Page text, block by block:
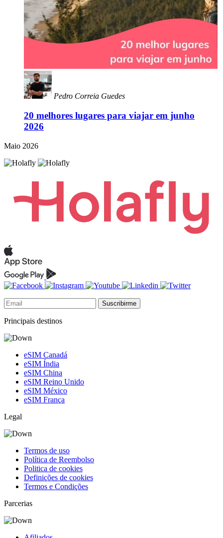
Pedro Correia Guedes
20 melhores lugares para viajar em junho
2026
Maio 2026
Suscribirme
Principais destinos
eSIM Canadá
eSIM Índia
eSIM China
eSIM Reino Unido
eSIM México
eSIM França
Legal
Termos de uso
Política de Reembolso
Politica de cookies
Definições de cookies
Termos e Condições
Parcerias